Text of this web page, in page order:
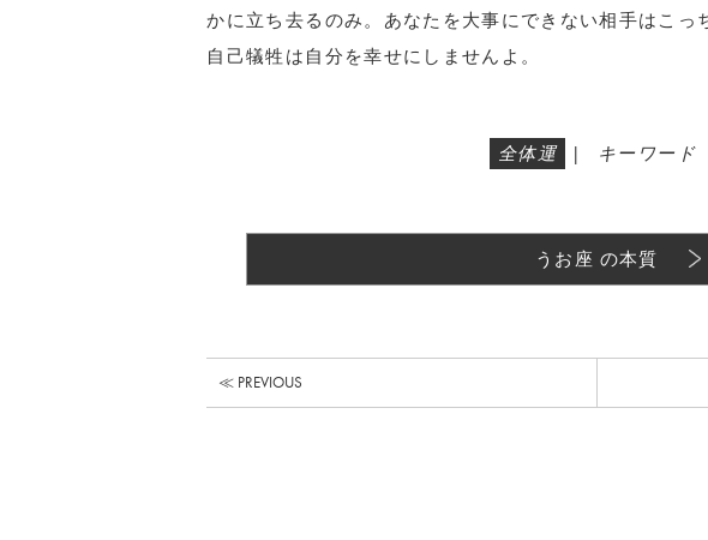
かに立ち去るのみ。あなたを大事にできない相手はこっ
自己犠牲は自分を幸せにしませんよ。
全体運 | キーワード
うお座 の本質
≪ PREVIOUS